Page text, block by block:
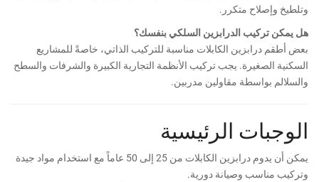
وتلطيخ وإصلاح متكرر.
هل يمكن تركيب الدرابزين السلكي بنفسك؟
بعض أطقم درابزين الكابلات مناسبة للتركيب الذاتي، خاصةً للمشاريع
السكنية الصغيرة. يجب تركيب الأنظمة التجارية الكبيرة والشرفات والسطح
والسلالم بواسطة مقاولين مدربين.
الوجبات الرئيسية
يمكن أن يدوم درابزين الكابلات من 25 إلى 50 عاماً مع استخدام مواد جيدة
وتركيب مناسب وصيانة دورية.